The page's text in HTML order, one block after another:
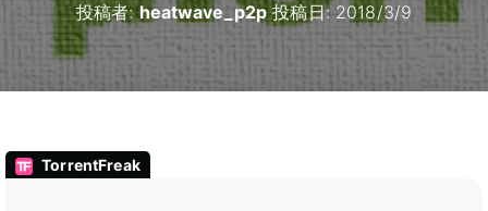
投稿者:heatwave_p2p 投稿日: 2018/3/9
TorrentFreak